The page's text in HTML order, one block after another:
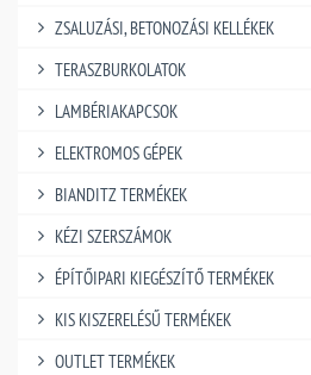
ZSALUZÁSI, BETONOZÁSI KELLÉKEK
TERASZBURKOLATOK
LAMBÉRIAKAPCSOK
ELEKTROMOS GÉPEK
BIANDITZ TERMÉKEK
KÉZI SZERSZÁMOK
ÉPÍTŐIPARI KIEGÉSZÍTŐ TERMÉKEK
KIS KISZERELÉSŰ TERMÉKEK
OUTLET TERMÉKEK